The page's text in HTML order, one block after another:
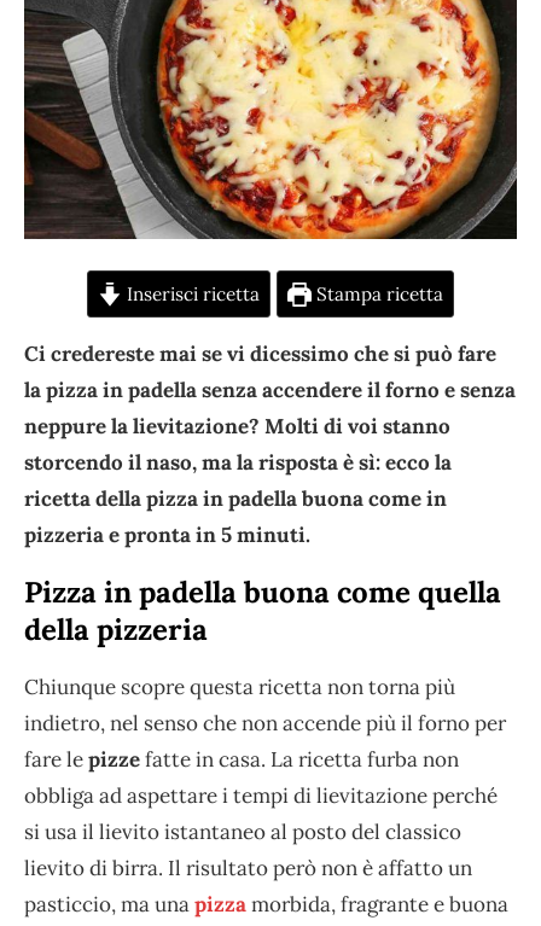
Inserisci ricetta Stampa ricetta
Ci credereste mai se vi dicessimo che si può fare
la pizza in padella senza accendere il forno e senza
neppure la lievitazione? Molti di voi stanno
storcendo il naso, ma la risposta è sì: ecco la
ricetta della pizza in padella buona come in
pizzeria e pronta in 5 minuti.
Pizza in padella buona come quella
della pizzeria
Chiunque scopre questa ricetta non torna più
indietro, nel senso che non accende più il forno per
fare lepizzefatte in casa. La ricetta furba non
obbliga ad aspettare i tempi di lievitazione perché
si usa il lievito istantaneo al posto del classico
lievito di birra. Il risultato però non è affatto un
pasticcio, ma unapizzamorbida, fragrante e buona